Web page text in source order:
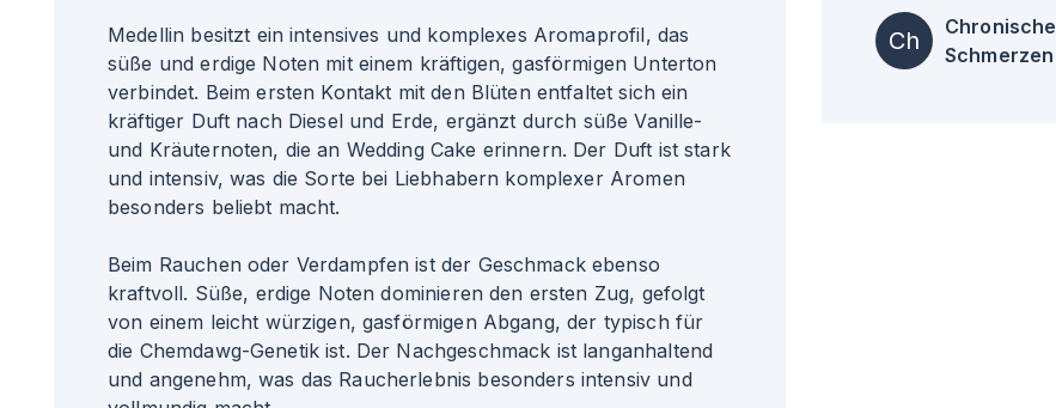
Medellin besitzt ein intensives und komplexes Aromaprofil, das
süße und erdige Noten mit einem kräftigen, gasförmigen Unterton
verbindet. Beim ersten Kontakt mit den Blüten entfaltet sich ein
kräftiger Duft nach Diesel und Erde, ergänzt durch süße Vanille-
und Kräuternoten, die an Wedding Cake erinnern. Der Duft ist stark
und intensiv, was die Sorte bei Liebhabern komplexer Aromen
besonders beliebt macht.
Beim Rauchen oder Verdampfen ist der Geschmack ebenso
kraftvoll. Süße, erdige Noten dominieren den ersten Zug, gefolgt
von einem leicht würzigen, gasförmigen Abgang, der typisch für
die Chemdawg-Genetik ist. Der Nachgeschmack ist langanhaltend
und angenehm, was das Raucherlebnis besonders intensiv und
Ch
Chronische
Schmerzen